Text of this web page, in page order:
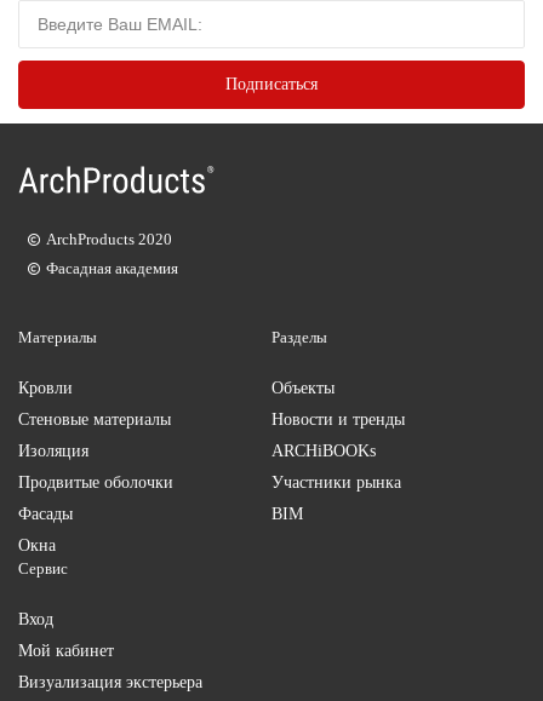
Материалы
Кровли
Стеновые материалы
Изоляция
Продвитые оболочки
Фасады
Окна
Разделы
Объекты
Новости и тренды
ARCHiBOOKs
Участники рынка
BIM
Сервис
Вход
Мой кабинет
Визуализация экстерьера
ArchProducts 2020
Фасадная академия